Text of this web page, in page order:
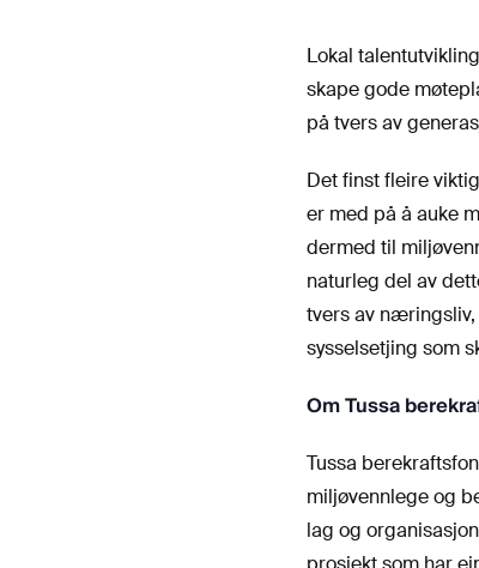
Lokal
skape gode
på tvers av
Det finst fleire
er med på å auke
dermed til
naturleg del av
tvers av næringsliv,
sysselsetjing som
Om Tussa
Tussa
miljøvennlege og
lag og